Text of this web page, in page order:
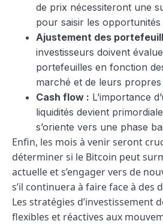
de prix nécessiteront une
pour saisir les opportunités
Ajustement des
investisseurs doivent
portefeuilles en fonction
marché et de leurs
Cash flow : L’importance
liquidités devient
s’oriente vers une phase
Enfin, les mois à venir seront
déterminer si le Bitcoin peut
actuelle et s’engager vers de
s’il continuera à faire face à des
Les stratégies d’investissement
flexibles et réactives aux